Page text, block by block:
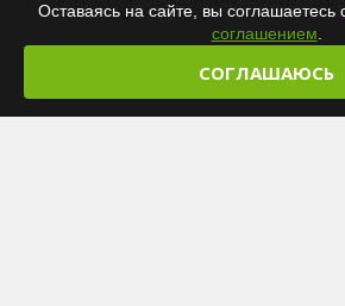
Оставаясь на сайте, вы соглашаетесь
соглашением
СОГЛАШАЮСЬ